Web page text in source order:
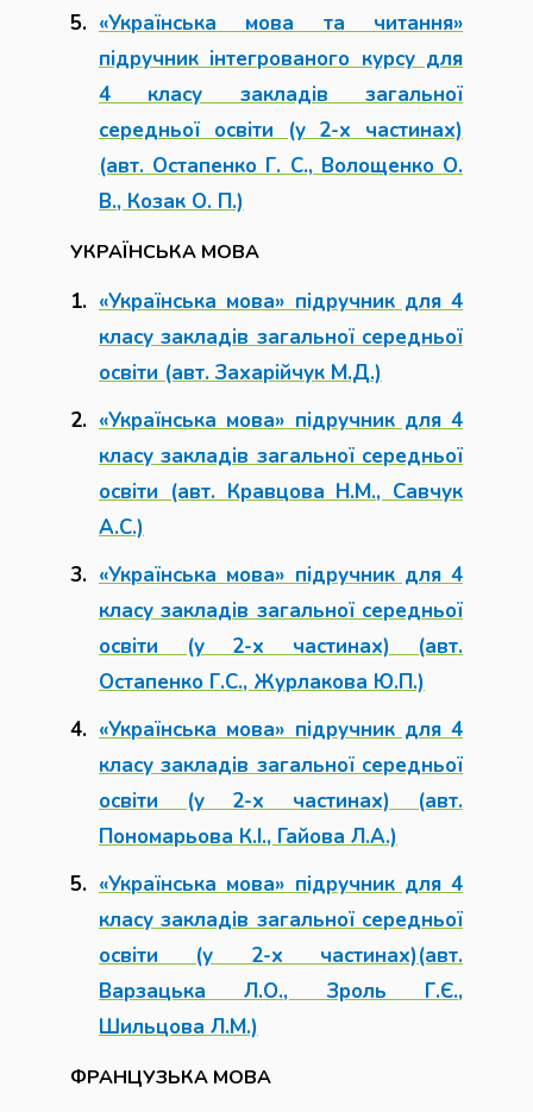
«Українська мова та читання»
підручник інтегрованого курсу для
4 класу закладів загальної
середньої освіти (у 2-х частинах)
(авт. Остапенко Г. С., Волощенко О.
В., Козак О. П.)
УКРАЇНСЬКА МОВА
«Українська мова» підручник для 4
класу закладів загальної середньої
освіти (авт. Захарійчук М.Д.)
«Українська мова» підручник для 4
класу закладів загальної середньої
освіти (авт. Кравцова Н.М., Савчук
А.С.)
«Українська мова» підручник для 4
класу закладів загальної середньої
освіти (у 2-х частинах) (авт.
Остапенко Г.С., Журлакова Ю.П.)
«Українська мова» підручник для 4
класу закладів загальної середньої
освіти (у 2-х частинах) (авт.
Пономарьова К.І., Гайова Л.А.)
«Українська мова» підручник для 4
класу закладів загальної середньої
освіти (у 2-х частинах)(авт.
Варзацька Л.О., Зроль Г.Є.,
Шильцова Л.М.)
ФРАНЦУЗЬКА МОВА